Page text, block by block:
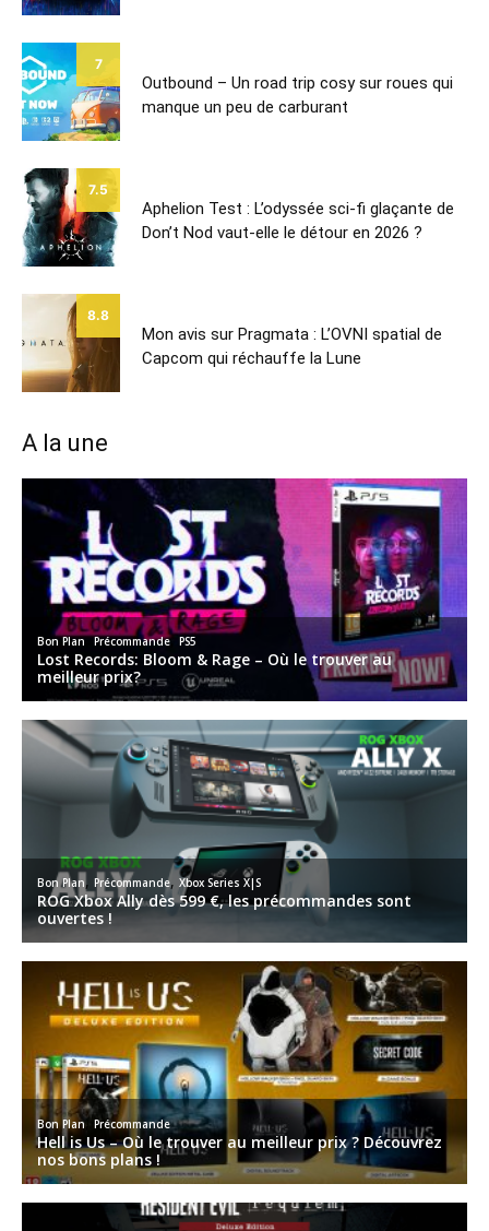
7
Outbound – Un road trip cosy sur roues qui
manque un peu de carburant
7.5
Aphelion Test : L’odyssée sci-fi glaçante de
Don’t Nod vaut-elle le détour en 2026 ?
8.8
Mon avis sur Pragmata : L’OVNI spatial de
Capcom qui réchauffe la Lune
A la une